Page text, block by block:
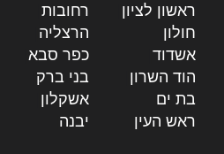
ראשון לציון
רחובות
חולון
הרצליה
אשדוד
כפר סבא
הוד השרון
בני ברק
בת ים
אשקלון
ראש העין
יבנה